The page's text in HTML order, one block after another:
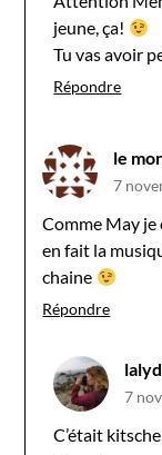
jeune, ça!
Tu vas avoir
Répondre
le
7
Comme May je
en fait la
chaine
Répondre
7
C’était